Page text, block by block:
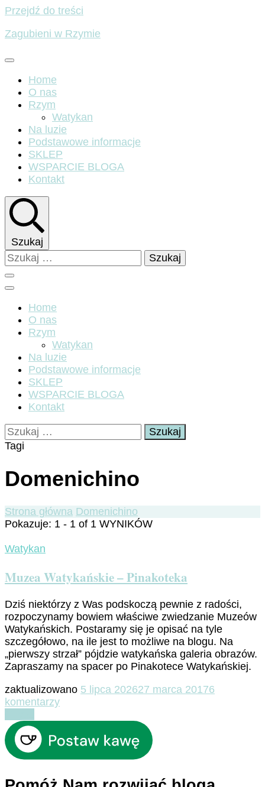
Przejdź do treści
Zagubieni w Rzymie
Home
O nas
Rzym
Watykan
Na luzie
Podstawowe informacje
SKLEP
WSPARCIE BLOGA
Kontakt
Szukaj
Szukaj:
Home
O nas
Rzym
Watykan
Na luzie
Podstawowe informacje
SKLEP
WSPARCIE BLOGA
Kontakt
Szukaj:
Tagi
Domenichino
Strona główna Domenichino
Pokazuje: 1 - 1 of 1 WYNIKÓW
Watykan
Muzea Watykańskie – Pinakoteka
Dziś niektórzy z Was podskoczą pewnie z radości,
rozpoczynamy bowiem właściwe zwiedzanie Muzeów
Watykańskich. Postaramy się je opisać na tyle
szczegółowo, na ile jest to możliwe na blogu. Na
„pierwszy strzał” pójdzie watykańska galeria obrazów.
Zapraszamy na spacer po Pinakotece Watykańskiej.
zaktualizowano 5 lipca 202627 marca 20176
komentarzydo
–